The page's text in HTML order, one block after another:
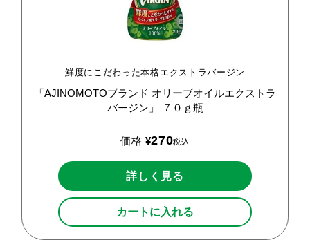
鮮度にこだわった本格エクストラバージン
「AJINOMOTOブランド オリーブオイルエクストラ
バージン」
７０ｇ瓶
価格 ¥270税込
詳しく見る
カートに入れる